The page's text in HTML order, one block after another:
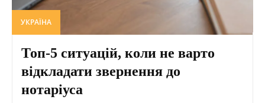
УКРАЇНА
Топ-5 ситуацій, коли не варто
відкладати звернення до
нотаріуса